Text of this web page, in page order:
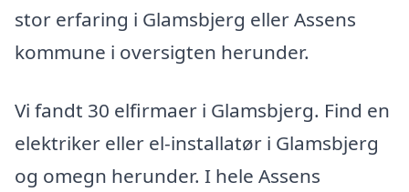
stor erfaring i Glamsbjerg eller Assens
kommune i oversigten herunder.
Vi fandt 30 elfirmaer i Glamsbjerg. Find en
elektriker eller el-installatør i Glamsbjerg
og omegn herunder. I hele Assens